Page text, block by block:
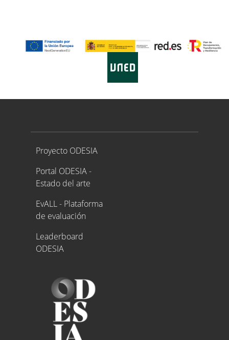
Proyecto ODESIA
Proyecto ODESIA
Portal ODESIA -
Estado del arte
EvALL - Plataforma
de evaluación
Leaderboard
ODESIA